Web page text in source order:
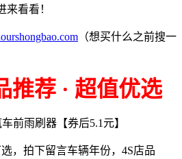
来看看！
（想买什么之前搜一
推荐 · 超值优选
前雨刷器【券后5.1元】
，拍下留言车辆年份，4S店品